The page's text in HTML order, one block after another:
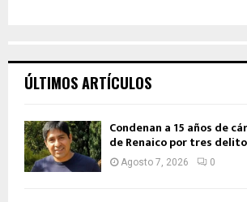
ÚLTIMOS ARTÍCULOS
Condenan a 15 años de
de Renaico por tres
Agosto 7, 2026 0